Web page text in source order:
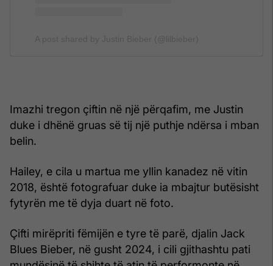
Imazhi tregon çiftin në një përqafim, me Justin
duke i dhënë gruas së tij një puthje ndërsa i mban
belin.
Hailey, e cila u martua me yllin kanadez në vitin
2018, është fotografuar duke ia mbajtur butësisht
fytyrën me të dyja duart në foto.
Çifti mirëpriti fëmijën e tyre të parë, djalin Jack
Blues Bieber, në gusht 2024, i cili gjithashtu pati